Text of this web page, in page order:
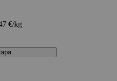
€/kg